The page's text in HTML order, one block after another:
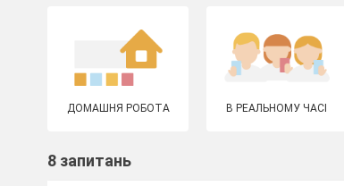
ДОМАШНЯ РОБОТА В РЕАЛЬНОМУ ЧАСІ
8 запитань